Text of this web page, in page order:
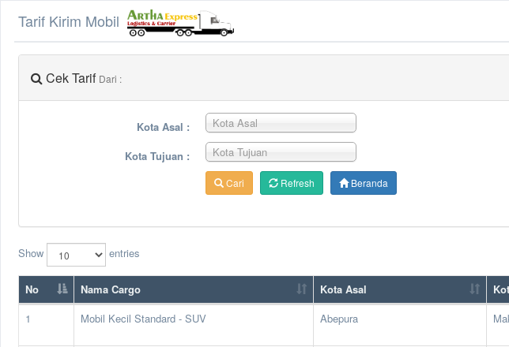
Tarif Kirim Mobil
Cek Tarif Dari :
Kota Asal : Kota Asal
Kota Tujuan : Kota Tujuan
Cari Refresh Beranda
Show entries
No Nama Cargo Kota Asal
1
Mobil Kecil Standard - SUV Abepura